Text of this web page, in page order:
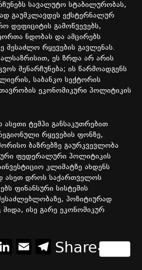
სავალუტო სტაბილურობას,
გაუმკლავდეს ექსტერნალურ
დეფიციტის გამოწვევებს,
ნდობას და ამცირებს
შესაძლო რყევების გავლენას.
, ეს ზრდა არ არის
შენარჩუნება; ის წარმოადგენს
, საბანკო სექტორის
ეკონომიკური პოლიტიკის
ასეთი ტემპი განსაკუთრებით
რყევების ფონზე,
ბაზრებზე გაურკვევლობა
ფედერალური პოლიტიკის
კლიმატზე ახდენს
ასეთ დროს საქართველოს
ფინანსური სისტემის
, პოზიტიურად
შიდა, ისე გარე ეკონომიკურ
X LinkedIn
EmailTelegram
Share